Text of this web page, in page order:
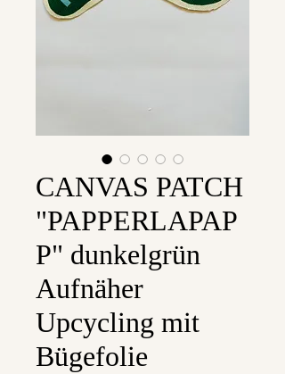
CANVAS PATCH
"PAPPERLAPAP
P" dunkelgrün
Aufnäher
Upcycling mit
Bügefolie